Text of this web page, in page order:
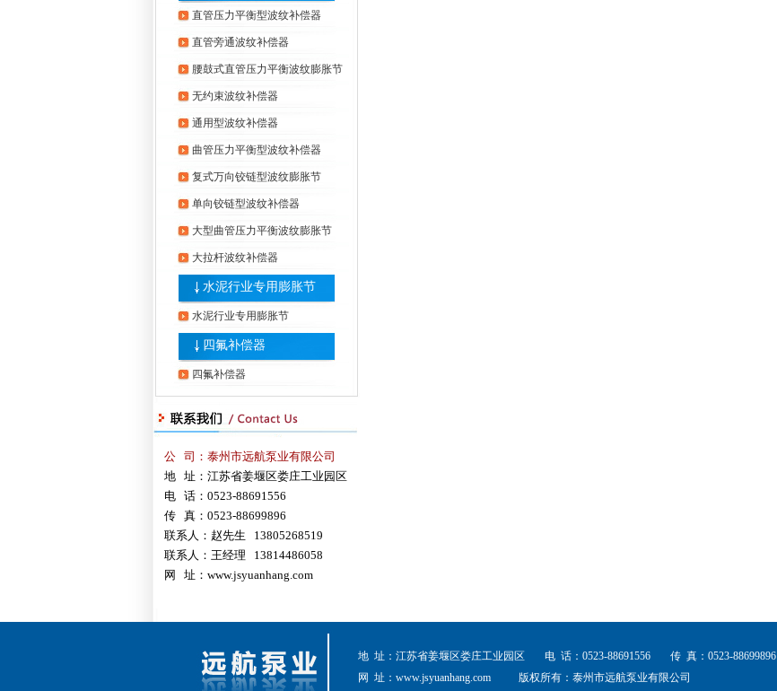
直管压力平衡型波纹补偿器
直管旁通波纹补偿器
腰鼓式直管压力平衡波纹膨胀节
无约束波纹补偿器
通用型波纹补偿器
曲管压力平衡型波纹补偿器
复式万向铰链型波纹膨胀节
单向铰链型波纹补偿器
大型曲管压力平衡波纹膨胀节
大拉杆波纹补偿器
水泥行业专用膨胀节
水泥行业专用膨胀节
四氟补偿器
四氟补偿器
公 司：泰州市远航泵业有限公司
地 址：江苏省姜堰区娄庄工业园区
电 话：0523-88691556
传 真：0523-88699896
联系人：赵先生 13805268519
联系人：王经理 13814486058
网 址： www.jsyuanhang.com
地 址：江苏省姜堰区娄庄工业园区 电 话：0523-88691556
传 真：0523-88699896
网 址： www.jsyuanhang.com 版权所有：泰州市远航泵业有限公司